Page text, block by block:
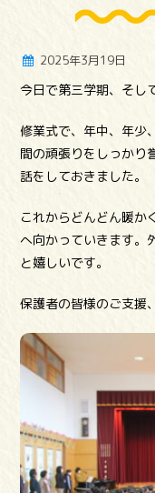
2025年3月19日
今日で第三学期、そし
修業式で、年中、年少
間の頑張りをしっかり
話をしておきました。
これからどんどん暖か
へ向かっていきます。
と嬉しいです。
保護者の皆様のご支援